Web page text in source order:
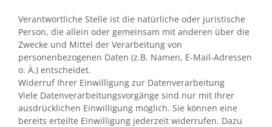
Verantwortliche Stelle ist die natürliche oder juristische
Person, die allein oder gemeinsam mit anderen über die
Zwecke und Mittel der Verarbeitung von
personenbezogenen Daten (z.B. Namen, E-Mail-Adressen
o. Ä.) entscheidet.
Widerruf Ihrer Einwilligung zur Datenverarbeitung
Viele Datenverarbeitungsvorgänge sind nur mit Ihrer
ausdrücklichen Einwilligung möglich. Sie können eine
bereits erteilte Einwilligung jederzeit widerrufen. Dazu